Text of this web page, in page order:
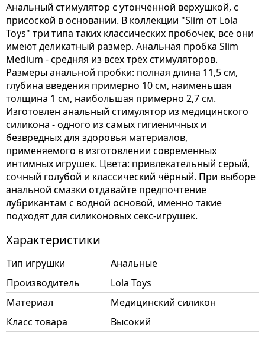
Анальный стимулятор с утончённой верхушкой, с
присоской в основании. В коллекции "Slim от Lola
Toys" три типа таких классических пробочек, все они
имеют деликатный размер. Анальная пробка Slim
Medium - средняя из всех трёх стимуляторов.
Размеры анальной пробки: полная длина 11,5 см,
глубина введения примерно 10 см, наименьшая
толщина 1 см, наибольшая примерно 2,7 см.
Изготовлен анальный стимулятор из медицинского
силикона - одного из самых гигиеничных и
безвредных для здоровья материалов,
применяемого в изготовлении современных
интимных игрушек. Цвета: привлекательный серый,
сочный голубой и классический чёрный. При выборе
анальной смазки отдавайте предпочтение
лубрикантам с водной основой, именно такие
подходят для силиконовых секс-игрушек.
Характеристики
Тип игрушки
Анальные
Производитель
Lola Toys
Материал
Медицинский силикон
Класс товара
Высокий